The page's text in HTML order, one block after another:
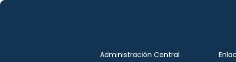
Administración Central